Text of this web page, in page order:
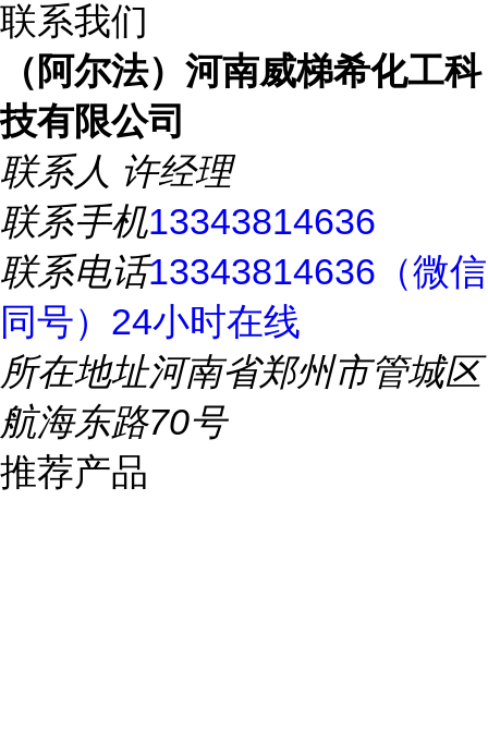
联系我们
（阿尔法）河南威梯希化工科
技有限公司
联系人 许经理
联系手机13343814636
联系电话13343814636（微信
同号）24小时在线
所在地址河南省郑州市管城区
航海东路70号
推荐产品